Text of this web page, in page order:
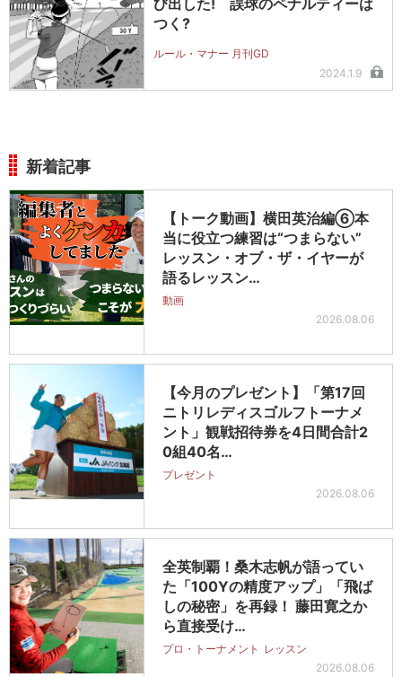
つく?
ルール・マナー 月刊GD
2024.1.9
新着記事
【トーク動画】横田英治編⑥本
当に役立つ練習は“つまらない”
レッスン・オブ・ザ・イヤーが
語るレッスン…
動画
2026.08.06
【今月のプレゼント】「第17回
ニトリレディスゴルフトーナメ
ント」観戦招待券を4日間合計2
0組40名…
プレゼント
2026.08.06
全英制覇！桑木志帆が語ってい
た「100Yの精度アップ」「飛ば
しの秘密」を再録！ 藤田寛之か
ら直接受け…
プロ・トーナメント レッスン
2026.08.06